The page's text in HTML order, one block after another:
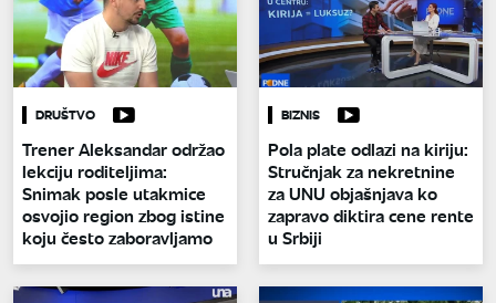
DRUŠTVO
Trener Aleksandar održao
lekciju roditeljima:
Snimak posle utakmice
osvojio region zbog istine
koju često zaboravljamo
BIZNIS
Pola plate odlazi na kiriju:
Stručnjak za nekretnine
za UNU objašnjava ko
zapravo diktira cene rente
u Srbiji